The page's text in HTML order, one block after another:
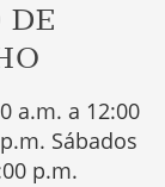
DE
a.m. a 12:00
Sábados
p.m.